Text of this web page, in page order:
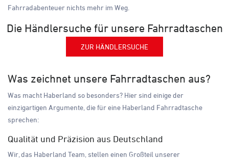
Fahrradabenteuer nichts mehr im Weg.
Die Händlersuche für unsere Fahrradtaschen
ZUR HÄNDLERSUCHE
Was zeichnet unsere Fahrradtaschen aus?
Was macht Haberland so besonders? Hier sind einige der
einzigartigen Argumente, die für eine Haberland Fahrradtasche
sprechen:
Qualität und Präzision aus Deutschland
Wir, das Haberland Team, stellen einen Großteil unserer